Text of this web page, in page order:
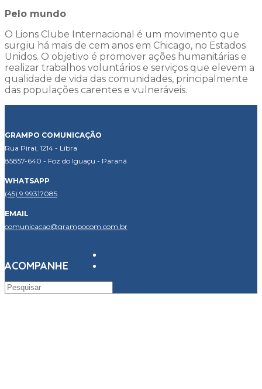
Pelo mundo
O Lions Clube Internacional é um movimento que
surgiu há mais de cem anos em Chicago, no Estados
Unidos. O objetivo é promover ações humanitárias e
realizar trabalhos voluntários e serviços que elevem a
qualidade de vida das comunidades, principalmente
das populações carentes e vulneráveis.
GRAMPO COMUNICAÇÃO
Rua Piraí, 1214 - Libra
85857-640 - Foz do Iguaçu - Paraná
WHATSAPP
(45) 9 99317085
EMAIL
comunicacao@grampocom.com.br
ACOMPANHE